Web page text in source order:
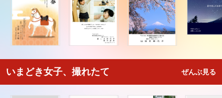
いまどき女子、撮れたて ぜんぶ見る